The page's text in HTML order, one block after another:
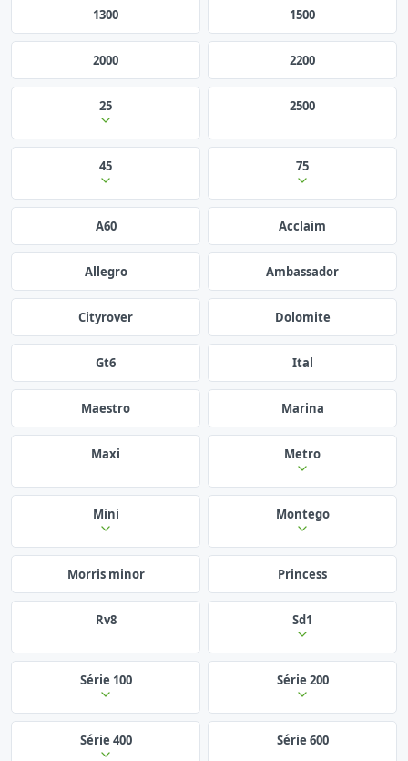
1300 1500
2000 2200
25 2500
45 75
A60 Acclaim
Allegro Ambassador
Cityrover Dolomite
Gt6 Ital
Maestro Marina
Maxi Metro
Mini Montego
Morris minor Princess
Rv8 Sd1
Série 100 Série 200
Série 400 Série 600